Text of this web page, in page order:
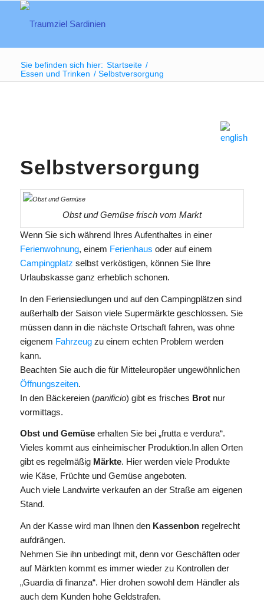
Sie befinden sich hier: Startseite /
Essen und Trinken / Selbstversorgung
Selbstversorgung
Obst und Gemüse frisch vom Markt
Wenn Sie sich während Ihres Aufenthaltes in einer
Ferienwohnung, einem Ferienhaus oder auf einem
Campingplatz selbst verköstigen, können Sie Ihre
Urlaubskasse ganz erheblich schonen.
In den Feriensiedlungen und auf den Campingplätzen sind
außerhalb der Saison viele Supermärkte geschlossen. Sie
müssen dann in die nächste Ortschaft fahren, was ohne
eigenem Fahrzeugzu einem echten Problem werden
kann.
Beachten Sie auch die für Mitteleuropäer ungewöhnlichen
Öffnungszeiten.
In den Bäckereien (panificio) gibt es frisches Brotnur
vormittags.
Obst und Gemüseerhalten Sie bei „frutta e verdura“.
Vieles kommt aus einheimischer Produktion.In allen Orten
gibt es regelmäßig Märkte. Hier werden viele Produkte
wie Käse, Früchte und Gemüse angeboten.
Auch viele Landwirte verkaufen an der Straße am eigenen
Stand.
An der Kasse wird man Ihnen den Kassenbonregelrecht
aufdrängen.
Nehmen Sie ihn unbedingt mit, denn vor Geschäften oder
auf Märkten kommt es immer wieder zu Kontrollen der
„Guardia di finanza“. Hier drohen sowohl dem Händler als
auch dem Kunden hohe Geldstrafen.